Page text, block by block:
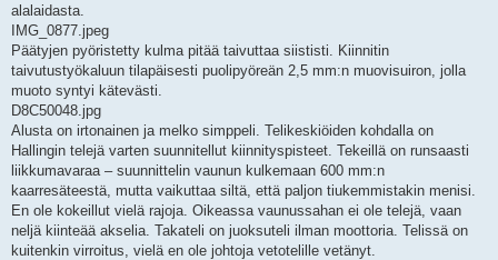
alalaidasta.
IMG_0877.jpeg
Päätyjen pyöristetty kulma pitää taivuttaa siististi. Kiinnitin
taivutustyökaluun tilapäisesti puolipyöreän 2,5 mm:n muovisuiron, jolla
muoto syntyi kätevästi.
D8C50048.jpg
Alusta on irtonainen ja melko simppeli. Telikeskiöiden kohdalla on
Hallingin telejä varten suunnitellut kiinnityspisteet. Tekeillä on runsaasti
liikkumavaraa – suunnittelin vaunun kulkemaan 600 mm:n
kaarresäteestä, mutta vaikuttaa siltä, että paljon tiukemmistakin menisi.
En ole kokeillut vielä rajoja. Oikeassa vaunussahan ei ole telejä, vaan
neljä kiinteää akselia. Takateli on juoksuteli ilman moottoria. Telissä on
kuitenkin virroitus, vielä en ole johtoja vetotelille vetänyt.